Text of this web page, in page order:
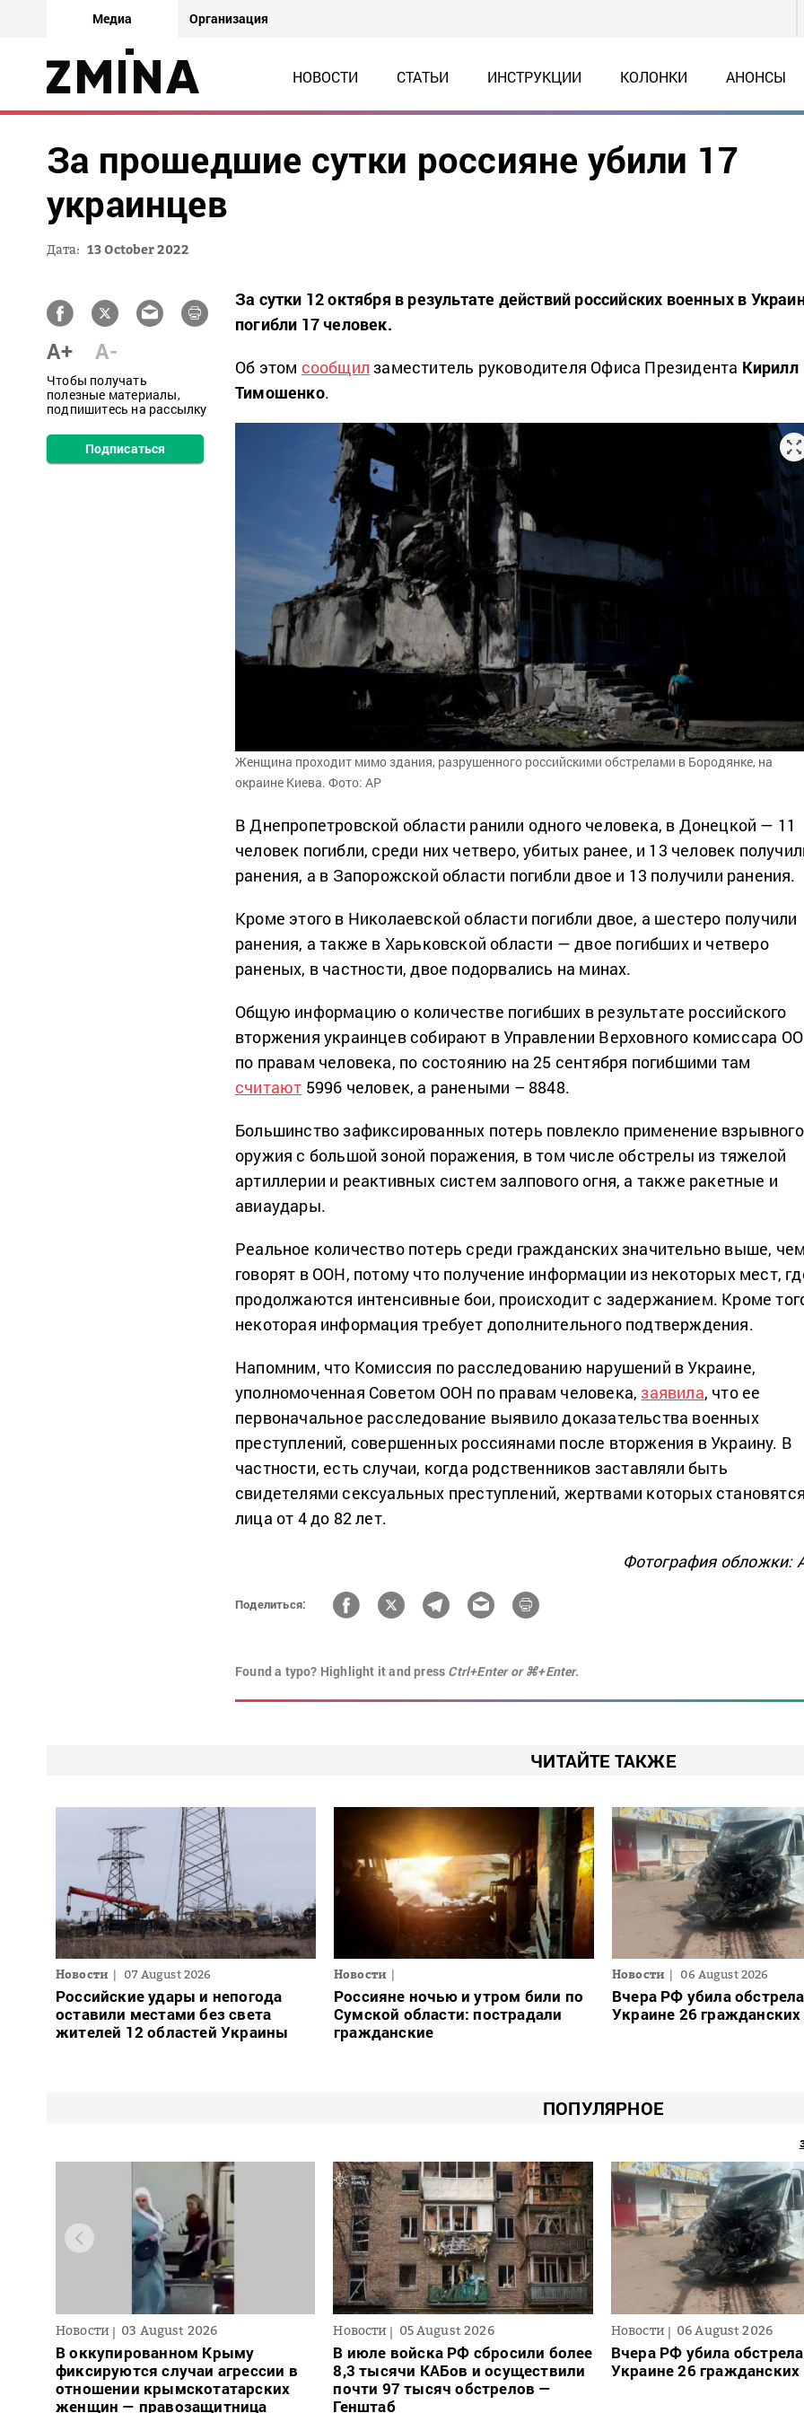
Медиа Организация
НОВОСТИ СТАТЬИ ИНСТРУКЦИИ КОЛОНКИ АНОНСЫ
За прошедшие сутки россияне убили 17
украинцев
Дата: 13 October 2022
A+ A-
Чтобы получать
полезные материалы,
подпишитесь на рассылку
Подписаться
За сутки 12 октября в результате действий российских военных в
погибли 17 человек.
Об этом сообщил заместитель руководителя Офиса Президента Кирилл
Тимошенко.
Женщина проходит мимо здания, разрушенного российскими обстрелами в Бородянке, на
окраине Киева. Фото: АР
В Днепропетровской области ранили одного человека, в Донецкой — 11
человек погибли, среди них четверо, убитых ранее, и 13 человек
ранения, а в Запорожской области погибли двое и 13 получили ранения.
Кроме этого в Николаевской области погибли двое, а шестеро получили
ранения, а также в Харьковской области — двое погибших и четверо
раненых, в частности, двое подорвались на минах.
Общую информацию о количестве погибших в результате российского
вторжения украинцев собирают в Управлении Верховного комиссара
по правам человека, по состоянию на 25 сентября погибшими там
считают 5996 человек, а ранеными – 8848.
Большинство зафиксированных потерь повлекло применение взрывного
оружия с большой зоной поражения, в том числе обстрелы из тяжелой
артиллерии и реактивных систем залпового огня, а также ракетные и
авиаудары.
Реальное количество потерь среди гражданских значительно выше,
говорят в ООН, потому что получение информации из некоторых мест,
продолжаются интенсивные бои, происходит с задержанием. Кроме
некоторая информация требует дополнительного подтверждения.
Напомним, что Комиссия по расследованию нарушений в Украине,
уполномоченная Советом ООН по правам человека,заявила, что ее
первоначальное расследование выявило доказательства военных
преступлений, совершенных россиянами после вторжения в Украину. В
частности, есть случаи, когда родственников заставляли быть
свидетелями сексуальных преступлений, жертвами которых
лица от 4 до 82 лет.
Фотография обложки:
Поделиться:
Found a typo? Highlight it and press Ctrl+Enter or ⌘+Enter.
ЧИТАЙТЕ ТАКЖЕ
Новости 07 August 2026
Российские удары и непогода
оставили местами без света
жителей 12 областей Украины
Новости
Россияне ночью и утром били по
Сумской области: пострадали
гражданские
Новости 06 August 2026
Вчера РФ убила
Украине 26 гражданских
ПОПУЛЯРНОЕ
Новости 03 August 2026
В оккупированном Крыму
фиксируются случаи агрессии в
отношении крымскотатарских
женщин — правозащитница
Новости 05 August 2026
В июле войска РФ сбросили более
8,3 тысячи КАБов и осуществили
почти 97 тысяч обстрелов —
Генштаб
Новости 06 August 2026
Вчера РФ убила
Украине 26 гражданских